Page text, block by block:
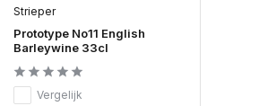
Strieper
Prototype No11 English
Barleywine 33cl
Vergelijk